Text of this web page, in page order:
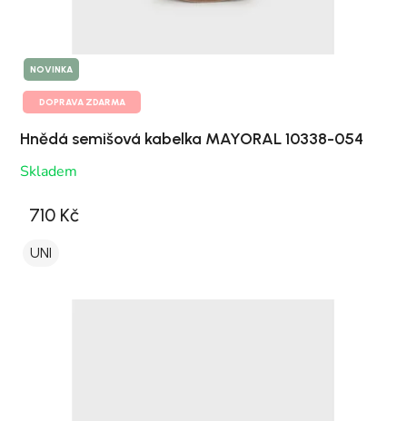
NOVINKA
DOPRAVA ZDARMA
Hnědá semišová kabelka MAYORAL 10338-054
Skladem
710 Kč
UNI